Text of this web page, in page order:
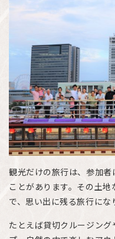
観光だけの旅行は、参加
ことがあります。その土
で、思い出に残る旅行にな
たとえば貸切クルージン